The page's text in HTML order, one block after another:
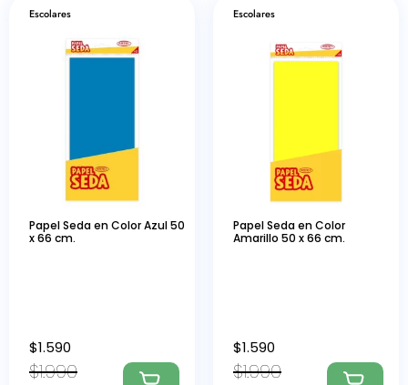
Escolares
Papel Seda en Color Azul 50
x 66 cm.
$1.990
$1.590
Escolares
Papel Seda en Color
Amarillo 50 x 66 cm.
$1.990
$1.590